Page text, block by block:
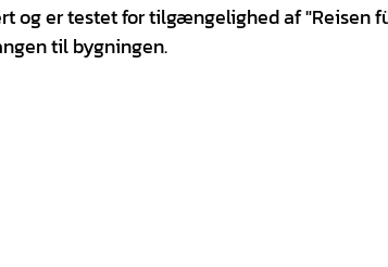
er testet for tilgængelighed af "Reisen
til bygningen.